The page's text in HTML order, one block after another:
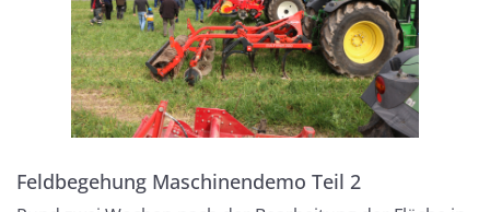
Feldbegehung Maschinendemo Teil 2